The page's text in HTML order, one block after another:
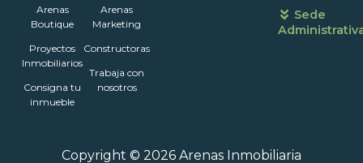
Arenas
Boutique
Proyectos
Inmobiliarios
Consigna tu
inmueble
Arenas
Marketing
Constructoras
Trabaja con
nosotros
Sede
Copyright © 2026 Arenas Inmobiliaria